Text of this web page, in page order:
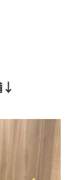
↓